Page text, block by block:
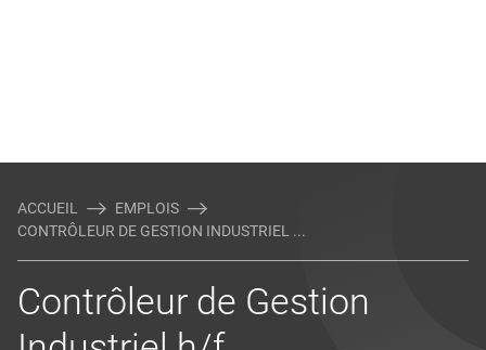
ACCUEIL
EMPLOIS
CONTRÔLEUR DE GESTION INDUSTRIEL ...
Contrôleur de Gestion